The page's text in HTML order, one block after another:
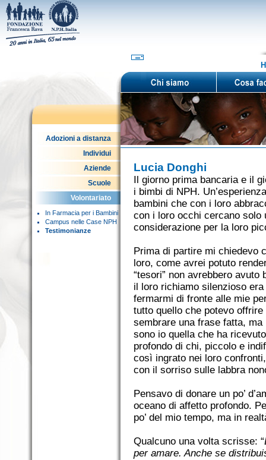
Adozioni a distanza
Individui
Aziende
Scuole
Volontariato
In Farmacia per i Bambini
Campus nelle Case NPH
Testimonianze
Lucia Donghi
Il giorno prima bancaria e il
i bimbi di NPH.
bambini che con i loro
con i loro occhi cercano solo
considerazione per la loro
Prima di partire mi chiedevo
loro, come avrei potuto
“tesori” non avrebbero
il loro richiamo silenzioso
fermarmi di fronte alle mie
tutto quello che potevo
sembrare una frase fatta,
sono io quella che ha
profondo di chi, piccolo e
così ingrato nei loro
con il sorriso sulle labbra
Pensavo di donare un po’
oceano di affetto profondo.
po’ del mio tempo, ma in
Qualcuno una volta scrisse: “
per amare. Anche se